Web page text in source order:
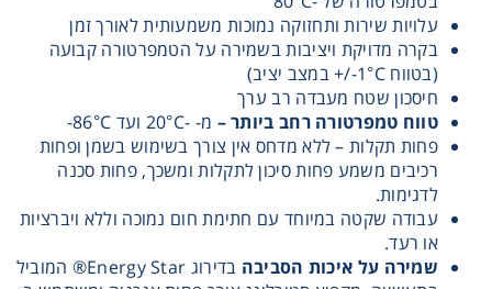
עלויות שירות ותחזוקה נמוכות משמעותית לאורך זמן
בקרה מדויקת ויציבות בשמירה על הטמפרטורה קבועה
(בטווח 1°C-/+ במצב יציב)
חיסכון שטח מעבדה רב ערך
טווח טמפרטורה רחב ביותר – מ- -20°C ועד 86°C-
פחות תקלות – ללא מדחס אין צורך בשימוש בשמן ופחות
רכיבים משמע פחות סיכון לתקלות ומשכך, פחות סכנה
לדגימות.
עבודה שקטה במיוחד עם חתימת חום נמוכה וללא ויברציות
או רעד.
שמירה על איכות הסביבה
בדירוג Energy Star® המוביל
Consumables
Safety
Chemicals